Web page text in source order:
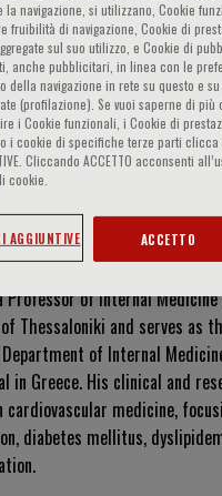
ED EVENTI / RELATORE
Vitae
Professor of Internal
Thessaloniki and serves as
of Internal
in Greece. His clinical and
cardiovascular medicine,
diabetes mellitus,
.
la navigazione, si utilizzano, Cookie
fruibilità di navigazione, Cookie di
sul suo utilizzo, e Cookie di
anche pubblicitari, in linea con le
della navigazione in rete su questo e
(profilazione). Se vuoi saperne di più
i Cookie funzionali, i Cookie di
i cookie di specifiche terze parti clicca
Cliccando ACCETTO acconsenti
cookie.
AGGIUNTIVE ACCETTO